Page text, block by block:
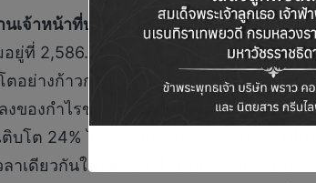
นเจ้าหน้าที่บริหาร บริษัท กันกุลเอ็นจิเนียริ่ง
ยู่ที่ 2,586.5 ล้านบาท คิดเป็นการเติบโตเ
ตอย่างก้าวกระโดด สามารถบันทึกรายได้
ของกำไรขายไฟโครงการพลังงานลม แต่
บโต 24% ได้ โดยแรงลมได้กลับมาแรงขึ้
ลาเดียวกันในปีที่แล้ว ทำให้ภาพรวมรายไ